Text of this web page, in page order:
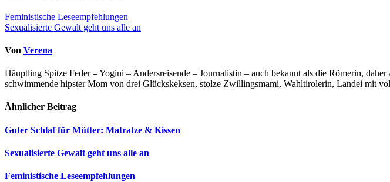
Feministische Leseempfehlungen
Sexualisierte Gewalt geht uns alle an
Von Verena
Häuptling Spitze Feder – Yogini – Andersreisende – Journalistin – auch bekannt als die Römerin,
schwimmende hipster Mom von drei Glückskeksen, stolze Zwillingsmami, Wahltirolerin, Landei mit
Ähnlicher Beitrag
Guter Schlaf für Mütter: Matratze & Kissen
Sexualisierte Gewalt geht uns alle an
Feministische Leseempfehlungen